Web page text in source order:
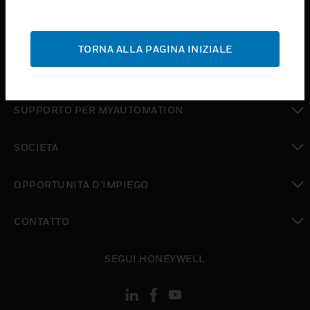
ASSISTENZA
toggle view
toggle view
SUPPORTO PER MYAUTOMATION
SOCIETÀ
OPPORTUNITÀ D’IMPIEGO
CONTATTO
SEGUI HONEYWELL
TORNA ALLA PAGINA INIZIALE